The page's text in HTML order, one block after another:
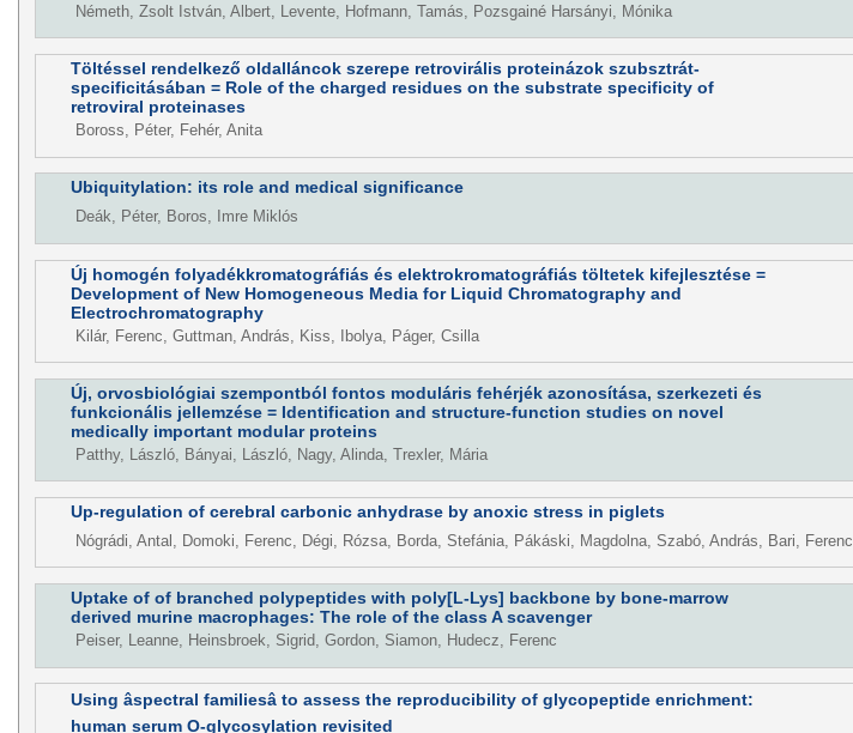
Németh, Zsolt István, Albert, Levente, Hofmann, Tamás, Pozsgainé Harsányi, Mónika
Töltéssel rendelkező oldalláncok szerepe retrovirális proteinázok szubsztrát-
specificitásában = Role of the charged residues on the substrate specificity of
retroviral proteinases
Boross, Péter, Fehér, Anita
Ubiquitylation: its role and medical significance
Deák, Péter, Boros, Imre Miklós
Új homogén folyadékkromatográfiás és elektrokromatográfiás töltetek kifejlesztése =
Development of New Homogeneous Media for Liquid Chromatography and
Electrochromatography
Kilár, Ferenc, Guttman, András, Kiss, Ibolya, Páger, Csilla
Új, orvosbiológiai szempontból fontos moduláris fehérjék azonosítása, szerkezeti és
funkcionális jellemzése = Identification and structure-function studies on novel
medically important modular proteins
Patthy, László, Bányai, László, Nagy, Alinda, Trexler, Mária
Up-regulation of cerebral carbonic anhydrase by anoxic stress in piglets
Nógrádi, Antal, Domoki, Ferenc, Dégi, Rózsa, Borda, Stefánia, Pákáski, Magdolna, Szabó, András, Bari, Ferenc
Uptake of of branched polypeptides with poly[L-Lys] backbone by bone-marrow
derived murine macrophages: The role of the class A scavenger
Peiser, Leanne, Heinsbroek, Sigrid, Gordon, Siamon, Hudecz, Ferenc
Using âspectral familiesâ to assess the reproducibility of glycopeptide enrichment:
human serum O-glycosylation revisited